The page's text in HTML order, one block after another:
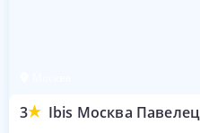
3 Ibis Москва